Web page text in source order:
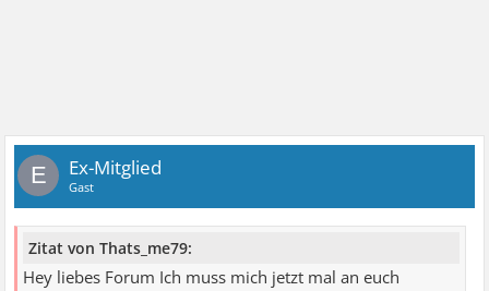
E Ex-Mitglied
Gast
Zitat von Thats_me79:
Hey liebes Forum Ich muss mich jetzt mal an euch